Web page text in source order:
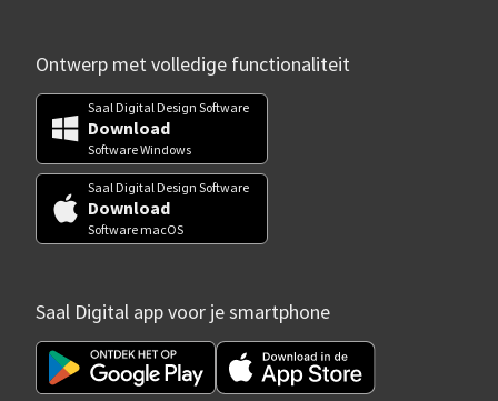
Ontwerp met volledige functionaliteit
Saal Digital Design Software
Download
Software Windows
Saal Digital Design Software
Download
Software macOS
Saal Digital app voor je smartphone